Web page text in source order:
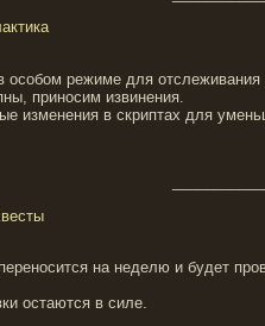
особом режиме для
приносим извинения.
изменения в скриптах для
на неделю и будет
остаются в силе.